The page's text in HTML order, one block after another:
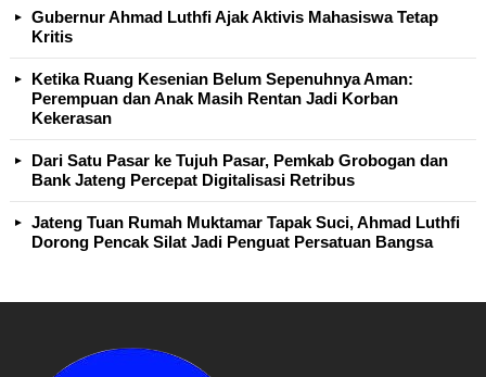
Gubernur Ahmad Luthfi Ajak Aktivis Mahasiswa Tetap
Kritis
Ketika Ruang Kesenian Belum Sepenuhnya Aman:
Perempuan dan Anak Masih Rentan Jadi Korban
Kekerasan
Dari Satu Pasar ke Tujuh Pasar, Pemkab Grobogan dan
Bank Jateng Percepat Digitalisasi Retribus
Jateng Tuan Rumah Muktamar Tapak Suci, Ahmad Luthfi
Dorong Pencak Silat Jadi Penguat Persatuan Bangsa